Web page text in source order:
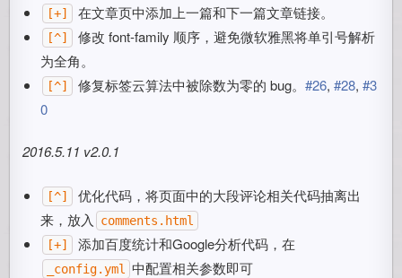
[+] 在文章页中添加上一篇和下一篇文章链接。
[^]
修改 font-family 顺序，避免微软雅黑将单引号解析
为全角。
[^] 修复标签云算法中被除数为零的 bug。#26,#28,#3
0
2016.5.11 v2.0.1
[^]
优化代码，将页面中的大段评论相关代码抽离出
来，放入
comments.html
[+]
添加百度统计和Google分析代码，在
_config.yml 中配置相关参数即可